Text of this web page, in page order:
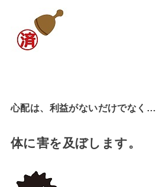
心配は、利益がないだけでなく…
体に害を及ぼします。